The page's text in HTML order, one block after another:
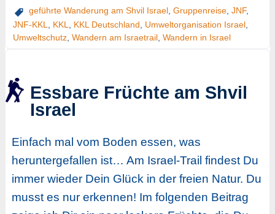
geführte Wanderung am Shvil Israel, Gruppenreise, JNF,
JNF-KKL
KKL KKL Deutschland Umweltorganisation Israel,
Umweltschutz, Wandern am Israetrail, Wandern in Israel
Essbare Früchte am Shvil
Israel
Einfach mal vom Boden essen, was
heruntergefallen ist… Am Israel-Trail findest Du
immer wieder Dein Glück in der freien Natur. Du
musst es nur erkennen! Im folgenden Beitrag